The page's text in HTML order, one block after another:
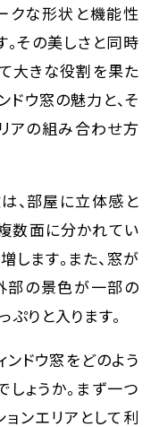
クな形状と機能性
その美しさと同時
大きな役割を果た
ドウ窓の魅力と、そ
アの組み合わせ方
、部屋に立体感と
数面に分かれてい
します。また、窓が
部の景色が一部の
りと入ります。
ンドウ窓をどのよう
ょうか。まず一つ
ンエリアとして利